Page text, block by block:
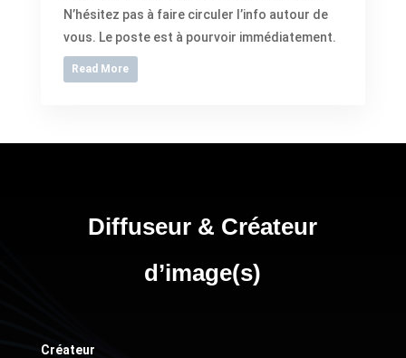
N’hésitez pas à faire circuler l’info autour de
vous. Le poste est à pourvoir immédiatement.
Read More
Diffuseur & Créateur
d’image(s)
Créateur